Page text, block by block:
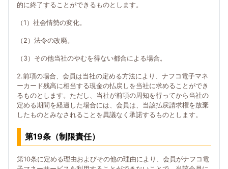
的に終了することができるものとします。
（1）社会情勢の変化。
（2）法令の改廃。
（3）その他当社のやむを得ない都合による場合。
2.前項の場合、会員は当社の定める方法により、ナフコ電子マネ
ーカード残高に相当する現金の払戻しを当社に求めることができ
るものとします。ただし、当社が前項の周知を行ってから当社の
定める期間を経過した場合には、会員は、当該払戻請求権を放棄
したものとみなされることを異議なく承諾するものとします。
第19条（制限責任）
第10条に定める理由およびその他の理由により、会員がナフコ電